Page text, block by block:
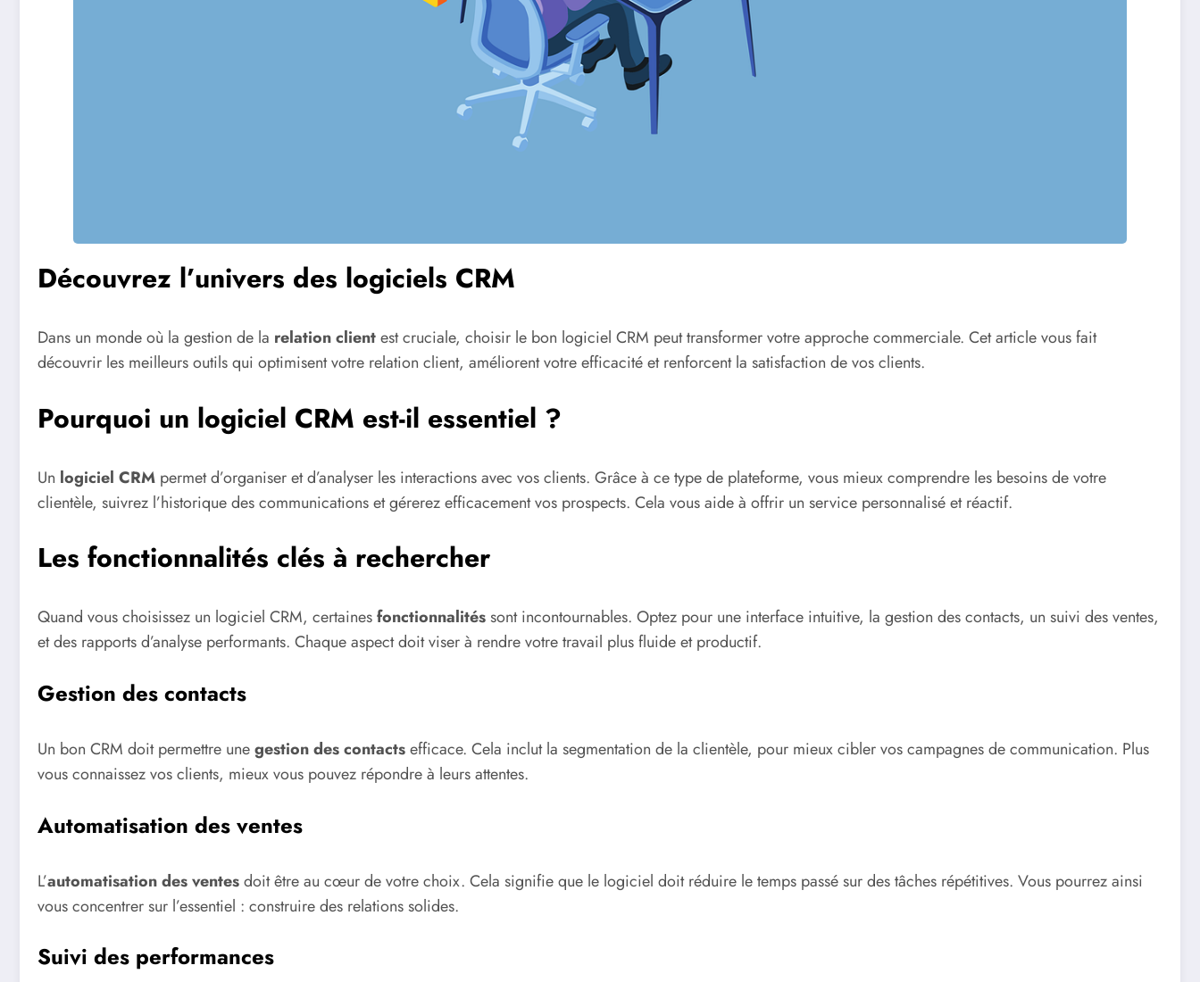
Découvrez l’univers des logiciels CRM
Dans un monde où la gestion de la relation clientest cruciale, choisir le bon logiciel CRM peut transformer votre approche commerciale. Cet article vous fait
découvrir les meilleurs outils qui optimisent votre relation client, améliorent votre efficacité et renforcent la satisfaction de vos clients.
Pourquoi un logiciel CRM est-il essentiel ?
Un logiciel CRM permet d’organiser et d’analyser les interactions avec vos clients. Grâce à ce type de plateforme, vous mieux comprendre les besoins de votre
clientèle, suivrez l’historique des communications et gérerez efficacement vos prospects. Cela vous aide à offrir un service personnalisé et réactif.
Les fonctionnalités clés à rechercher
Quand vous choisissez un logiciel CRM, certainesfonctionnalitéssont incontournables. Optez pour une interface intuitive, la gestion des contacts, un suivi des ventes,
et des rapports d’analyse performants. Chaque aspect doit viser à rendre votre travail plus fluide et productif.
Gestion des contacts
Un bon CRM doit permettre unegestion des contactsefficace. Cela inclut la segmentation de la clientèle, pour mieux cibler vos campagnes de communication. Plus
vous connaissez vos clients, mieux vous pouvez répondre à leurs attentes.
Automatisation des ventes
L’automatisation des ventesdoit être au cœur de votre choix. Cela signifie que le logiciel doit réduire le temps passé sur des tâches répétitives. Vous pourrez ainsi
vous concentrer sur l’essentiel : construire des relations solides.
Suivi des performances